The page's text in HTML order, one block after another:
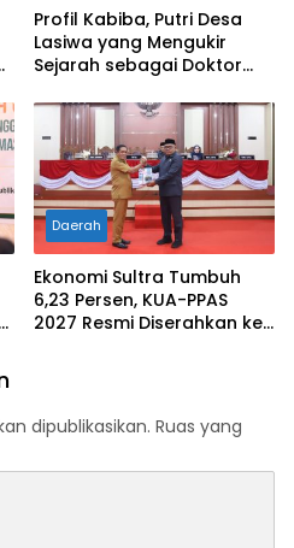
Profil Kabiba, Putri Desa
Lasiwa yang Mengukir
Sejarah sebagai Doktor
Kelahirannya
Daerah
Ekonomi Sultra Tumbuh
6,23 Persen, KUA-PPAS
2027 Resmi Diserahkan ke
dipublikasikan. Ruas yang